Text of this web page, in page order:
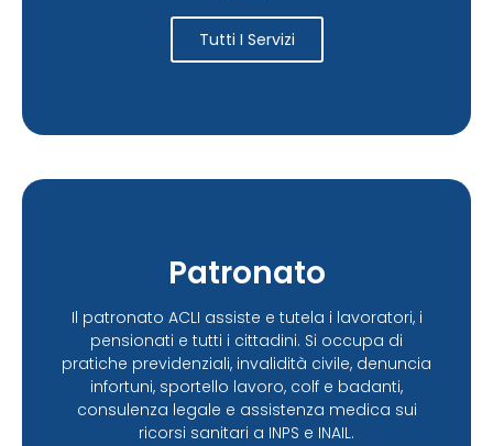
Tutti I Servizi
Patronato
Il patronato ACLI assiste e tutela i lavoratori, i
pensionati e tutti i cittadini. Si occupa di
pratiche previdenziali, invalidità civile, denuncia
infortuni, sportello lavoro, colf e badanti,
consulenza legale e assistenza medica sui
ricorsi sanitari a INPS e INAIL.